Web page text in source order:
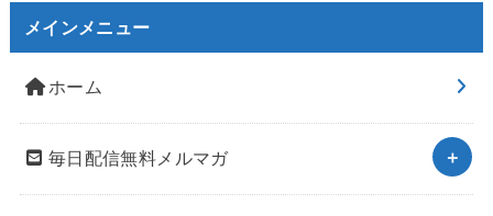
メインメニュー
ホーム
毎日配信無料メルマガ